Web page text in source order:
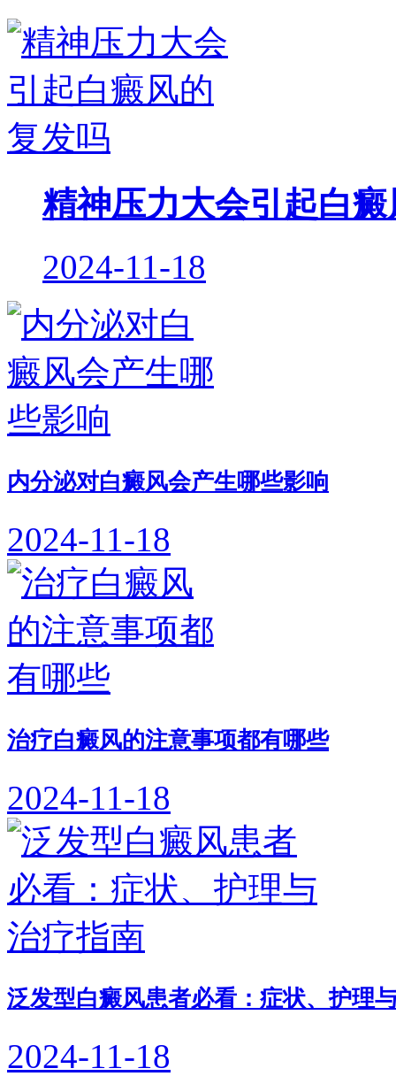
精神压力大会引起白
2024-11-18
内分泌对白癜风会产生哪些影响
2024-11-18
治疗白癜风的注意事项都有哪些
2024-11-18
泛发型白癜风患者必看：症状、护理
2024-11-18